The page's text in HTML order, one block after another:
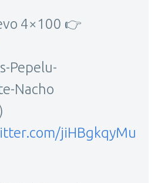
4×100 👉
Pepelu-
Nacho
jiHBgkqyMu